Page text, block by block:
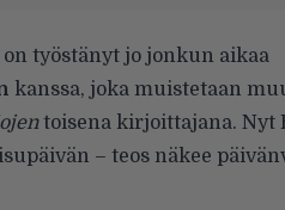
on työstänyt jo jonkun aikaa
kanssa, joka muistetaan
toisena kirjoittajana. Nyt
– teos näkee